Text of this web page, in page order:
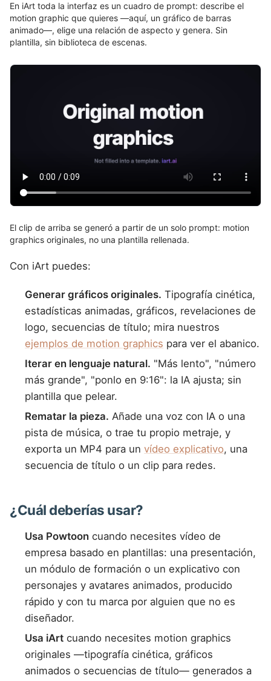
En iArt toda la interfaz es un cuadro de prompt: describe el
motion graphic que quieres —aquí, un gráfico de barras
animado—, elige una relación de aspecto y genera. Sin
plantilla, sin biblioteca de escenas.
El clip de arriba se generó a partir de un solo prompt: motion
graphics originales, no una plantilla rellenada.
Con iArt puedes:
Generar gráficos originales. Tipografía cinética,
estadísticas animadas, gráficos, revelaciones de
logo, secuencias de título; mira nuestros
ejemplos de motion graphics para ver el abanico.
Iterar en lenguaje natural. "Más lento", "número
más grande", "ponlo en 9:16": la IA ajusta; sin
plantilla que pelear.
Rematar la pieza. Añade una voz con IA o una
pista de música, o trae tu propio metraje, y
exporta un MP4 para unvídeo explicativo, una
secuencia de título o un clip para redes.
¿Cuál deberías usar?
Usa Powtoon cuando necesites vídeo de
empresa basado en plantillas: una presentación,
un módulo de formación o un explicativo con
personajes y avatares animados, producido
rápido y con tu marca por alguien que no es
diseñador.
Usa iArt cuando necesites motion graphics
originales —tipografía cinética, gráficos
animados o secuencias de título— generados a